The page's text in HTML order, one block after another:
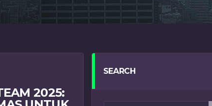
2025:
SEARCH